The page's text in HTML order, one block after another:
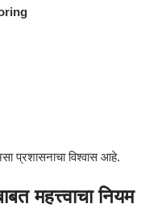
प्रशासनाचा विश्वास आहे.
महत्त्वाचा नियम